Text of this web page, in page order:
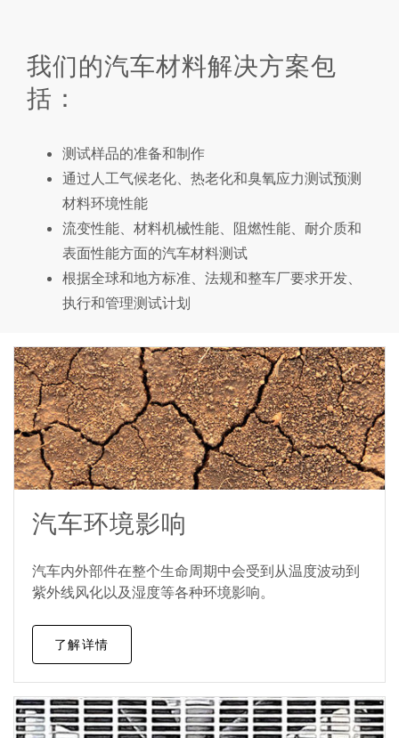
我们的汽车材料解决方案包
括：
测试样品的准备和制作
通过人工气候老化、热老化和臭氧应力测试预测
材料环境性能
流变性能、材料机械性能、阻燃性能、耐介质和
表面性能方面的汽车材料测试
根据全球和地方标准、法规和整车厂要求开发、
执行和管理测试计划
汽车环境影响
汽车内外部件在整个生命周期中会受到从温度波动到
紫外线风化以及湿度等各种环境影响。
了解详情